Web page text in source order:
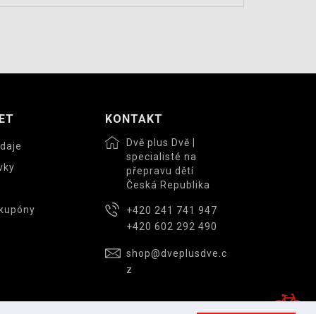
KONTAKT
Dvě plus Dvě |
specialisté na
přepravu dětí
Česká Republika
+420 241 741 947
+420 602 292 490
shop@dveplusdve.c
z